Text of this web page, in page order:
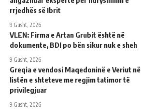
rrjedhës së Ibrit
9 Gusht, 2026
VLEN: Firma e Artan Grubit është në
dokumente, BDI po bën sikur nuk e sheh
9 Gusht, 2026
Greqia e vendosi Maqedoninë e Veriut në
listën e shteteve me regjim tatimor të
privilegjuar
9 Gusht, 2026